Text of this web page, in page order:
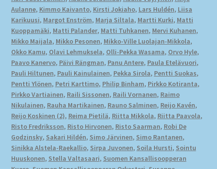
Aulanne, Kimmo Kaivanto, Kirsti Jokiaho, Lars Huldén, Liisa
Karikuusi, Margot Enström, Marja Siltala, Martti Kurki, Matti
Kuoppamäki, Matti Palander, Matti Tuhkanen, Mervi Kuhanen,
Mikko Maijala, Mikko Pesonen, Mikko-Ville Luolajan-Mikkola,
Okko Kamu, Olavi Lehmuksela, Olli-Pekka Wasama, Orvo Hyle,
Paavo Kanervo, Päivi Rängman, Panu Antere, Paula Etelävuori,
Pauli Hiltunen, Pauli Kainulainen, Pekka Sirola, Pentti Suokas,
Pentti Ylönen, Petri Karttimo, Philip Binham, Pirkko Kotiranta,
Pirkko Vartiainen, Raili Sissonen, Raili Vornanen, Raimo
Nikulainen, Rauha Martikainen, Rauno Salminen, Reijo Kavén,
Reijo Koskinen (2), Reima Pietilä, Riitta Mikkola, Riitta Paavola,
Risto Fredriksson, Risto Hirvonen, Risto Saarman, Robi De
Godzinsky, Sakari Hildén, Simo Järvinen, Simo Rantanen,
Sinikka Alstela-Raekallio, Sirpa Juvonen, Soila Hursti, Sointu
Huuskonen, Stella Valtasaari, Suomen Kansallisoopperan